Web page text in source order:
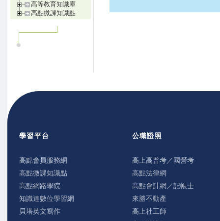
高等教育知識庫
高點微課知識點
學習平台
高點會員服務網
高點微課知識點
高點網路學院
知識達數位學習網
貝塔英文寫作
公職證照
高上高普考／國營考
高點法律網
高點會計網／記帳士
來勝不動產
高上社工師